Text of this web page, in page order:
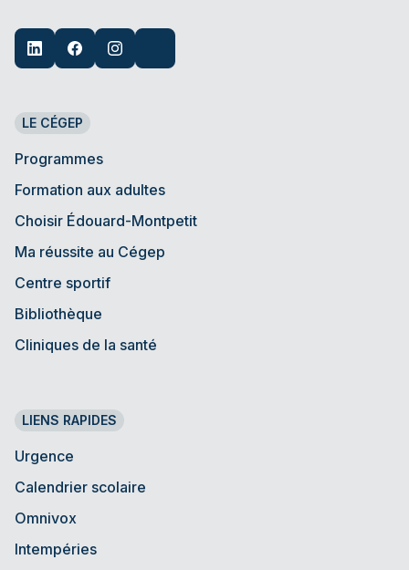
LE CÉGEP
Programmes
Formation aux adultes
Choisir Édouard-Montpetit
Ma réussite au Cégep
Centre sportif
Bibliothèque
Cliniques de la santé
LIENS RAPIDES
Urgence
Calendrier scolaire
Omnivox
Intempéries